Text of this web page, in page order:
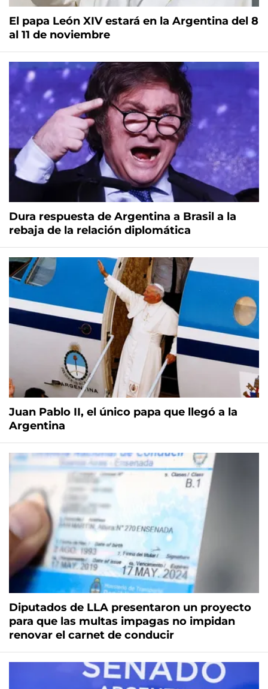
El papa León XIV estará en la Argentina del 8
al 11 de noviembre
Dura respuesta de Argentina a Brasil a la
rebaja de la relación diplomática
Juan Pablo II, el único papa que llegó a la
Argentina
Diputados de LLA presentaron un proyecto
para que las multas impagas no impidan
renovar el carnet de conducir